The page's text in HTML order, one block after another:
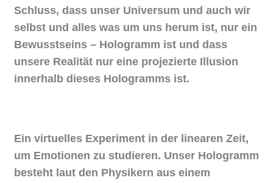
Schluss, dass unser Universum und auch wir
selbst und alles was um uns herum ist, nur ein
Bewusstseins – Hologramm ist und dass
unsere Realität nur eine projezierte Illusion
innerhalb dieses Hologramms ist.
Ein virtuelles Experiment in der linearen Zeit,
um Emotionen zu studieren. Unser Hologramm
besteht laut den Physikern aus einem